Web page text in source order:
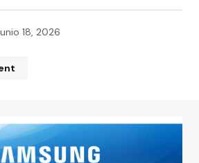
18, 2026
correo electrónico no será
obligatorios están